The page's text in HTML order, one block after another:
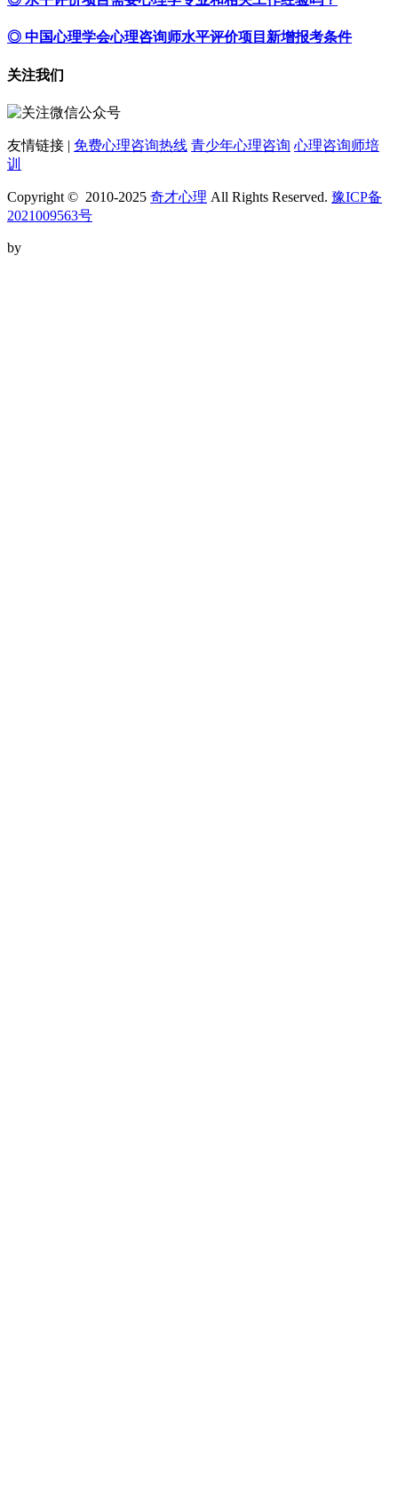
◎ 中国心理学会心理咨询师水平评价项目新增报考条件
关注我们
友情链接 | 免费心理咨询热线 青少年心理咨询 心理咨询师培
训
Copyright © 2010-2025 奇才心理 All Rights Reserved. 豫ICP备
2021009563号
by